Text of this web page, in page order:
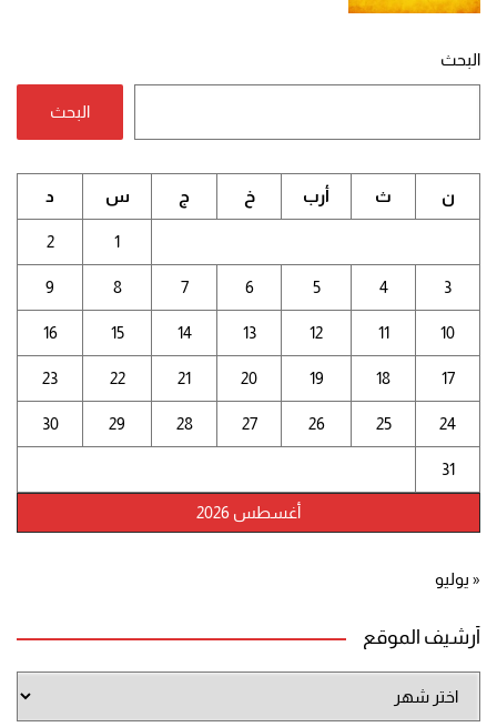
البحث
البحث
أغسطس 2026
ن ث أرب خ ج س د
1
2
3
4
5
6
7
8
9
10
11
12
13
14
15
16
17
18
19
20
21
22
23
24
25
26
27
28
29
30
31
« يوليو
أرشيف الموقع
الموقع